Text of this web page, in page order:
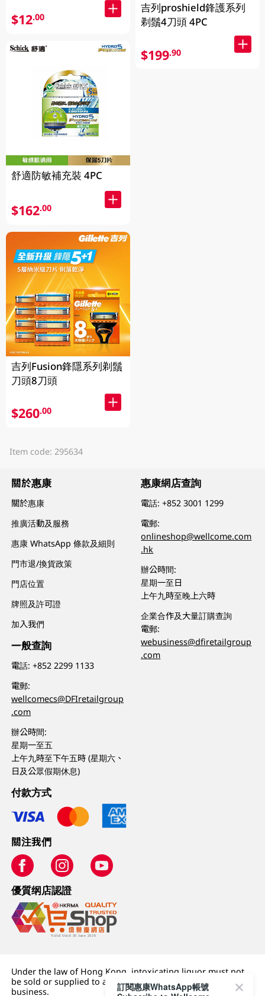
$12.00
舒適防敏補充裝 4PC
$162.00
吉列Fusion鋒隱系列剃鬚
刀頭8刀頭
$260.00
吉列proshield鋒護系列
剃鬚4刀頭 4PC
$199.90
Item code: 295634
關於惠康
關於惠康
推廣活動及服務
惠康 WhatsApp 條款及細則
門市退/換貨政策
門店位置
牌照及許可證
加入我們
一般查詢
電話:+852 2299 1133
電郵:
wellcomecs@DFIretailgroup
.com
辦公時間:
星期一至五
上午九時至下午五時 (星期六、
日及公眾假期休息)
惠康網店查詢
電話:+852 3001 1299
電郵:
onlineshop@wellcome.com
.hk
辦公時間:
星期一至日
上午九時至晚上六時
企業合作及大量訂購查詢
電郵:
webusiness@dfiretailgroup
.com
付款方式
關注我們
優質纲店認證
Under the law of Hong Kong, intoxicating liquor must not
be sold or supplied to a minor (under 18) in the course of
business.
訂閱惠康WhatsApp帳號